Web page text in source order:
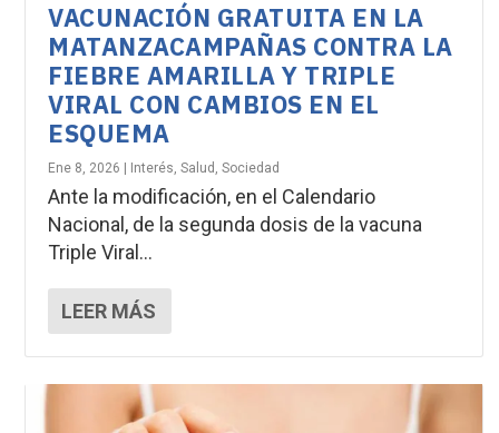
VACUNACIÓN GRATUITA EN LA
MATANZACAMPAÑAS CONTRA LA
FIEBRE AMARILLA Y TRIPLE
VIRAL CON CAMBIOS EN EL
ESQUEMA
Ene 8, 2026 Interés,Salud ,Sociedad
Ante la modificación, en el Calendario
Nacional, de la segunda dosis de la vacuna
Triple Viral...
LEER MÁS